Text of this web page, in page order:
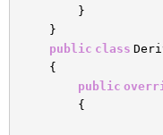
}
}
public class
{
public
{